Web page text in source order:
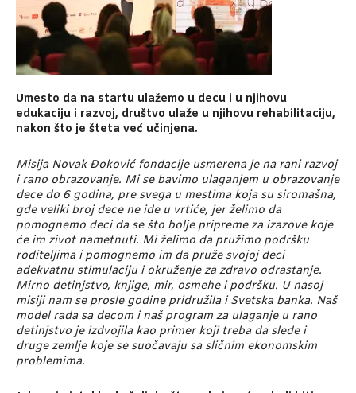
Umesto da na startu ulažemo u decu i u njihovu
edukaciju i razvoj, društvo ulaže u njihovu rehabilitaciju,
nakon što je šteta već učinjena.
Misija Novak Đoković fondacije usmerena je na rani razvoj
i rano obrazovanje. Mi se bavimo ulaganjem u obrazovanje
dece do 6 godina, pre svega u mestima koja su siromašna,
gde veliki broj dece ne ide u vrtiće, jer želimo da
pomognemo deci da se što bolje pripreme za izazove koje
će im zivot nametnuti. Mi želimo da pružimo podršku
roditeljima i pomognemo im da pruže svojoj deci
adekvatnu stimulaciju i okruženje za zdravo odrastanje.
Mirno detinjstvo, knjige, mir, osmehe i podršku. U nasoj
misiji nam se prosle godine pridružila i Svetska banka. Naš
model rada sa decom i naš program za ulaganje u rano
detinjstvo je izdvojila kao primer koji treba da slede i
druge zemlje koje se suočavaju sa sličnim ekonomskim
problemima.